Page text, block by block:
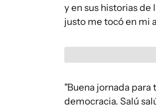
y en sus historias
justo me tocó en mi
"Buena jornada
democracia. Salú